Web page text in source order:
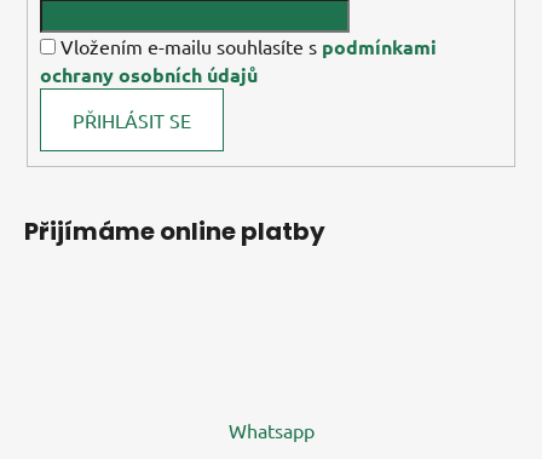
Vložením e-mailu souhlasíte s podmínkami
ochrany osobních údajů
PŘIHLÁSIT SE
Přijímáme online platby
Whatsapp